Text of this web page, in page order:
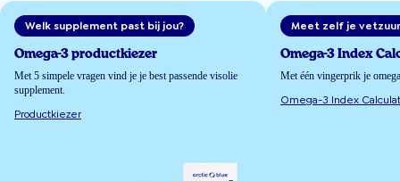
Welk supplement past bij jou?
Omega-3 productkiezer
Met 5 simpele vragen vind je je best passende visolie
supplement.
Productkiezer
Meet zelf je
Omega-3 Index
Met één vingerprik je
Omega-3 Index